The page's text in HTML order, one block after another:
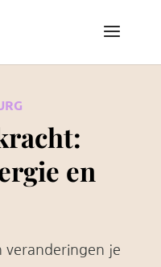
en
veranderingen je